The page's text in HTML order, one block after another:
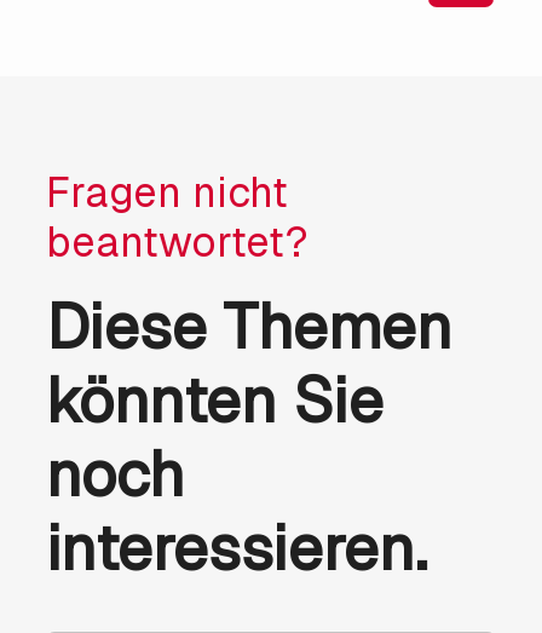
Fragen nicht
beantwortet?
Diese Themen
könnten Sie
noch
interessieren.